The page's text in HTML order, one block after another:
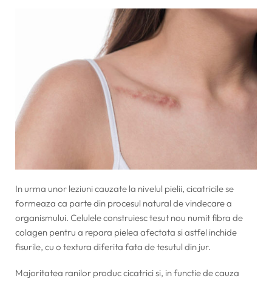
In urma unor leziuni cauzate la nivelul pielii, cicatricile se
formeaza ca parte din procesul natural de vindecare a
organismului. Celulele construiesc tesut nou numit fibra de
colagen pentru a repara pielea afectata si astfel inchide
fisurile, cu o textura diferita fata de tesutul din jur.
Majoritatea ranilor produc cicatrici si, in functie de cauza